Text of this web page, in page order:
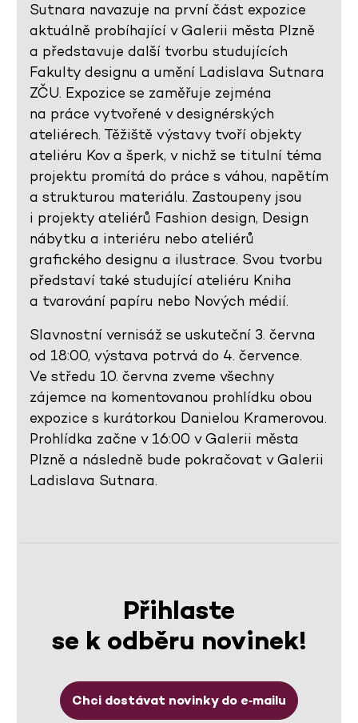
Sutnara navazuje na první část expozice
aktuálně probíhající v Galerii města Plzně
a představuje další tvorbu studujících
Fakulty designu a umění Ladislava Sutnara
ZČU. Expozice se zaměřuje zejména
na práce vytvořené v designérských
ateliérech. Těžiště výstavy tvoří objekty
ateliéru Kov a šperk, v nichž se titulní téma
projektu promítá do práce s váhou, napětím
a strukturou materiálu. Zastoupeny jsou
i projekty ateliérů Fashion design, Design
nábytku a interiéru nebo ateliérů
grafického designu a ilustrace. Svou tvorbu
představí také studující ateliéru Kniha
a tvarování papíru nebo Nových médií.
Slavnostní vernisáž se uskuteční 3. června
od 18:00, výstava potrvá do 4. července.
Ve středu 10. června zveme všechny
zájemce na komentovanou prohlídku obou
expozice s kurátorkou Danielou Kramerovou.
Prohlídka začne v 16:00 v Galerii města
Plzně a následně bude pokračovat v Galerii
Ladislava Sutnara.
Přihlaste
se k odběru novinek!
Chci dostávat novinky do e‑mailu